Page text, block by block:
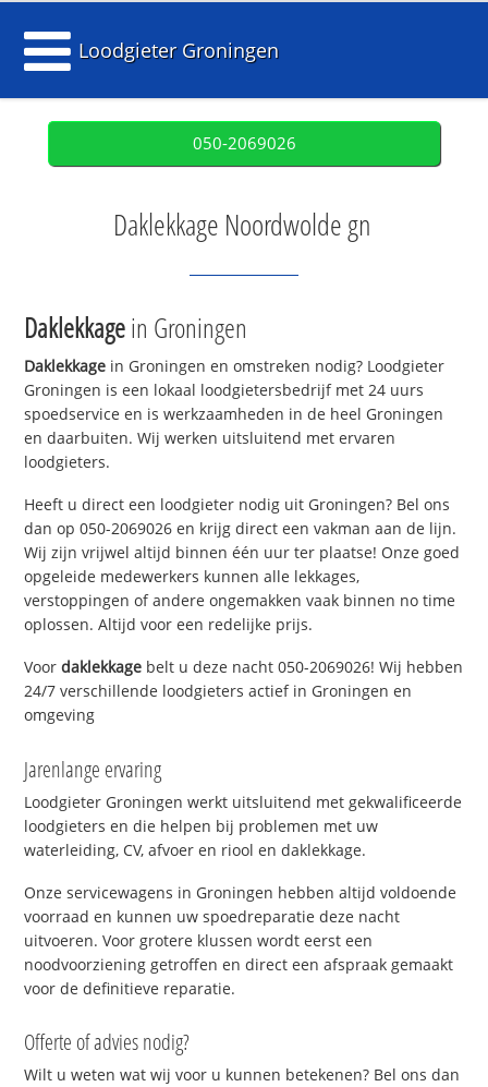
Loodgieter Groningen
050-2069026
Daklekkage Noordwolde gn
Daklekkagein Groningen
Daklekkage in Groningen en omstreken nodig? Loodgieter
Groningen is een lokaal loodgietersbedrijf met 24 uurs
spoedservice en is werkzaamheden in de heel Groningen
en daarbuiten. Wij werken uitsluitend met ervaren
loodgieters.
Heeft u direct een loodgieter nodig uit Groningen? Bel ons
dan op 050-2069026 en krijg direct een vakman aan de lijn.
Wij zijn vrijwel altijd binnen één uur ter plaatse! Onze goed
opgeleide medewerkers kunnen alle lekkages,
verstoppingen of andere ongemakken vaak binnen no time
oplossen. Altijd voor een redelijke prijs.
Voordaklekkage belt u deze nacht 050-2069026! Wij hebben
24/7 verschillende loodgieters actief in Groningen en
omgeving
Jarenlange ervaring
Loodgieter Groningen werkt uitsluitend met gekwalificeerde
loodgieters en die helpen bij problemen met uw
waterleiding, CV, afvoer en riool en daklekkage.
Onze servicewagens in Groningen hebben altijd voldoende
voorraad en kunnen uw spoedreparatie deze nacht
uitvoeren. Voor grotere klussen wordt eerst een
noodvoorziening getroffen en direct een afspraak gemaakt
voor de definitieve reparatie.
Offerte of advies nodig?
Wilt u weten wat wij voor u kunnen betekenen? Bel ons dan